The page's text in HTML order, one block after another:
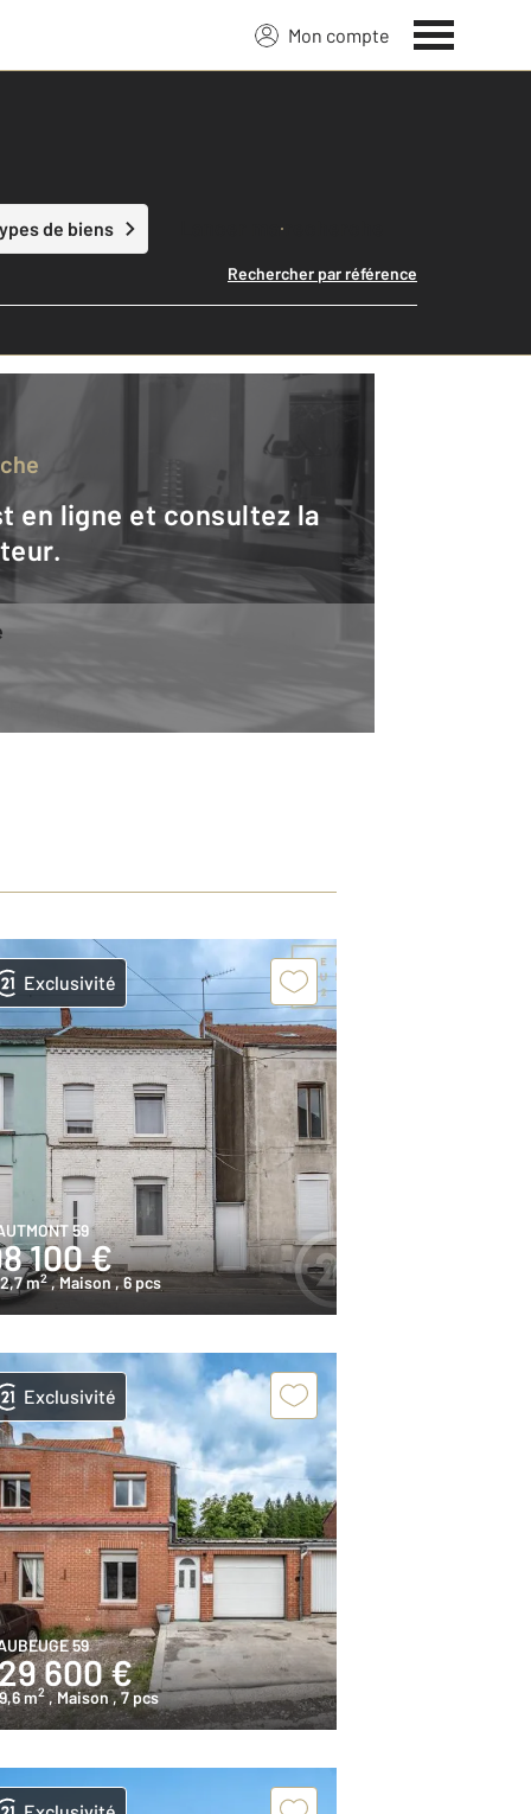
Mon compte
de biens Lancer ma recherche
Rechercher par référence
Exclusivité
59
100 €
m2 , Maison, 6 pcs
Exclusivité
59
600 €
m2 , Maison, 7 pcs